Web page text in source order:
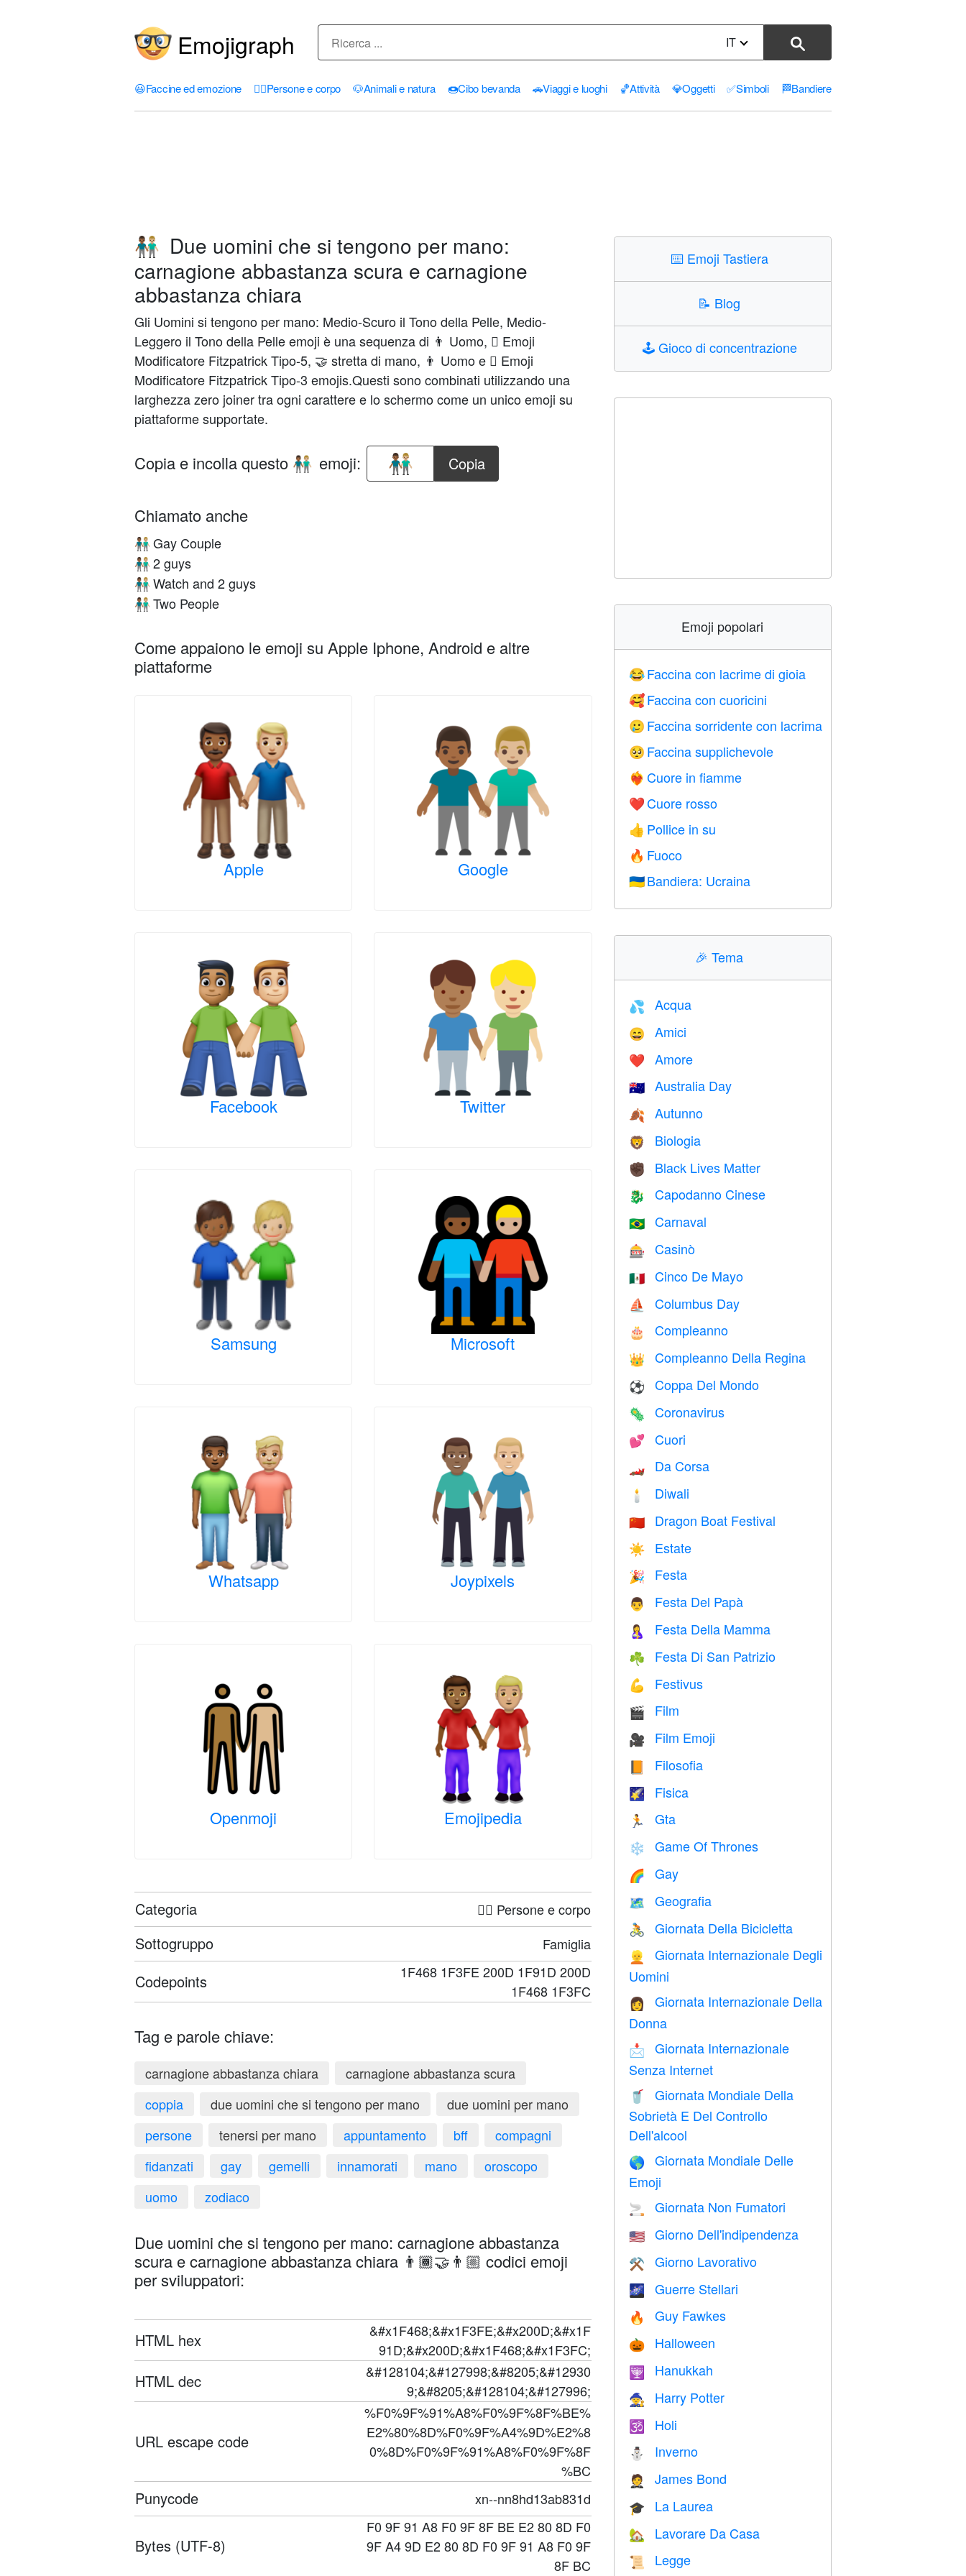
Emojigraph IT
😃Faccine ed emozione 🤦‍♀️Persone e corpo 🐶Animali e natura 🍩Cibo bevanda 🚗Viaggi e luoghi 🏀Attività 💎Oggetti ✅Simboli 🏁Bandiere
👨🏾‍🤝‍👨🏼 Due uomini che si tengono per mano:
carnagione abbastanza scura e carnagione
abbastanza chiara
Gli Uomini si tengono per mano: Medio-Scuro il Tono della Pelle, Medio-
Leggero il Tono della Pelle emoji è una sequenza di 👨 Uomo, 🏾 Emoji
Modificatore Fitzpatrick Tipo-5, 🤝 stretta di mano, 👨 Uomo e 🏼 Emoji
Modificatore Fitzpatrick Tipo-3 emojis.Questi sono combinati utilizzando una
larghezza zero joiner tra ogni carattere e lo schermo come un unico emoji su
piattaforme supportate.
Copia e incolla questo 👨🏾‍🤝‍👨🏼 emoji: Copia
Chiamato anche
👨🏾‍🤝‍👨🏼Gay Couple
👨🏾‍🤝‍👨🏼2 guys
👨🏾‍🤝‍👨🏼Watch and 2 guys
👨🏾‍🤝‍👨🏼Two People
Come appaiono le emoji su Apple Iphone, Android e altre
piattaforme
Apple Google
Facebook Twitter
Samsung Microsoft
Whatsapp Joypixels
Openmoji Emojipedia
Categoria 🤦‍♀️ Persone e corpo
Sottogruppo Famiglia
Codepoints
1F468 1F3FE 200D 1F91D 200D
1F468 1F3FC
Tag e parole chiave:
carnagione abbastanza chiara
carnagione abbastanza scura
coppia
due uomini che si tengono per mano
due uomini per mano
persone
tenersi per mano appuntamento bff
compagni
fidanzati
gay gemelli innamorati mano
oroscopo
uomo
zodiaco
Due uomini che si tengono per mano: carnagione abbastanza
scura e carnagione abbastanza chiara 👨🏾‍🤝‍👨🏼 codici emoji
per sviluppatori:
HTML hex
&#x1F468;&#x1F3FE;&#x200D;&#x1F
91D;&#x200D;&#x1F468;&#x1F3FC;
HTML dec
&#128104;&#127998;&#8205;&#12930
9;&#8205;&#128104;&#127996;
URL escape code
%F0%9F%91%A8%F0%9F%8F%BE%
E2%80%8D%F0%9F%A4%9D%E2%8
0%8D%F0%9F%91%A8%F0%9F%8F
%BC
Punycode xn--nn8hd13ab831d
Bytes (UTF-8)
F0 9F 91 A8 F0 9F 8F BE E2 80 8D F0
9F A4 9D E2 80 8D F0 9F 91 A8 F0 9F
8F BC
⌨️ Emoji Tastiera
📝 Blog
🕹️Gioco di concentrazione
Emoji popolari
😂 Faccina con lacrime di gioia
🥰 Faccina con cuoricini
🥲 Faccina sorridente con lacrima
🥺 Faccina supplichevole
❤️‍🔥 Cuore in fiamme
❤️ Cuore rosso
👍 Pollice in su
🔥 Fuoco
🇺🇦 Bandiera: Ucraina
🎉Tema
💦 Acqua
😄 Amici
❤️️ Amore
🇦🇺 Australia Day
🍂 Autunno
🦁 Biologia
✊🏿 Black Lives Matter
🐉 Capodanno Cinese
🇧🇷 Carnaval
🎰 Casinò
🇲🇽 Cinco De Mayo
⛵️ Columbus Day
🎂 Compleanno
👑 Compleanno Della Regina
⚽ Coppa Del Mondo
🦠 Coronavirus
💕 Cuori
🏎 Da Corsa
🕯 Diwali
🇨🇳 Dragon Boat Festival
☀️ Estate
🎉 Festa
👨 Festa Del Papà
🤱 Festa Della Mamma
☘️ Festa Di San Patrizio
💪 Festivus
🎬 Film
🎥 Film Emoji
📙 Filosofia
🌠 Fisica
🏃 Gta
❄️ Game Of Thrones
🌈 Gay
🗺 Geografia
🚴 Giornata Della Bicicletta
👱
Giornata Internazionale Degli
Uomini
👩
Giornata Internazionale Della
Donna
📩
Giornata Internazionale
Senza Internet
🥤
Giornata Mondiale Della
Sobrietà E Del Controllo
Dell'alcool
🌎
Giornata Mondiale Delle
Emoji
🚬 Giornata Non Fumatori
🇺🇸 Giorno Dell'indipendenza
⚒️ Giorno Lavorativo
🌌 Guerre Stellari
🔥 Guy Fawkes
🎃 Halloween
🕎 Hanukkah
🧙 Harry Potter
🕉 Holi
⛄ Inverno
🤵 James Bond
🎓 La Laurea
🏡 Lavorare Da Casa
📜 Legge